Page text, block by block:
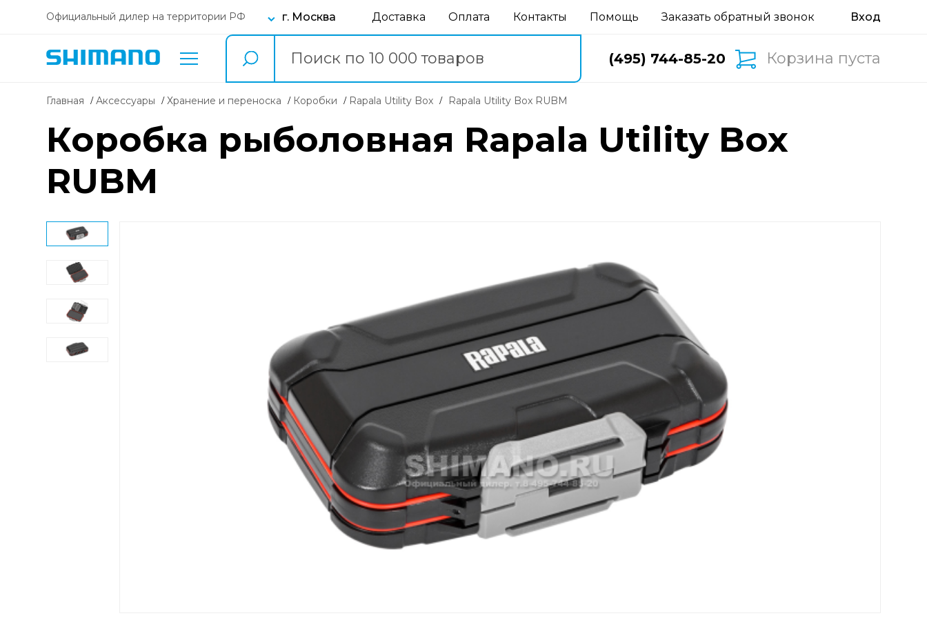
Официальный дилер на территории РФ г. Москва Доставка Оплата Контакты Помощь Заказать обратный звонок
(495) 744-85-20 Корзина пуста
Главная Аксессуары Хранение и переноска коробки Rapala Utility Box Rapala Utility Box RUBM
Коробка рыболовная Rapala Utility Box
RUBM